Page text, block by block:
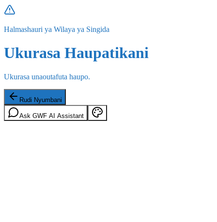
Halmashauri ya Wilaya ya Singida
Ukurasa Haupatikani
Ukurasa unaoutafuta haupo.
Rudi Nyumbani
Ask GWF AI Assistant